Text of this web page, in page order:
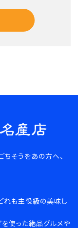
検索する
そうをあの方へ、
れも主役級の美味し
使った絶品グルメや